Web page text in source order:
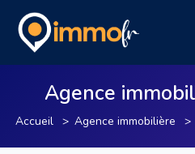
Agence
Accueil Agence immobilière